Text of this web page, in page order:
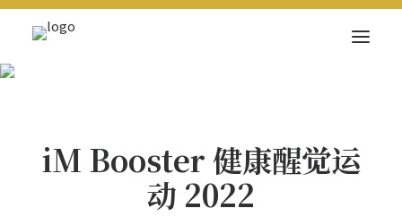
新闻内容
iM Booster 健康醒觉运
动 2022